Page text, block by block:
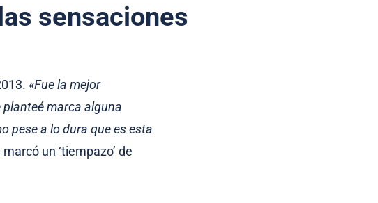
sensaciones
«Fue la mejor
planteé marca alguna
pese a lo dura que es esta
un ‘tiempazo’ de